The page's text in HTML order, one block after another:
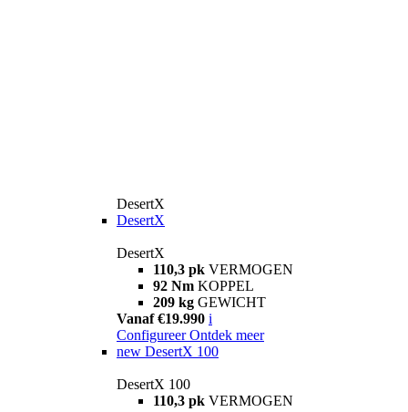
DesertX
DesertX
DesertX
110,3 pk VERMOGEN
92 Nm KOPPEL
209 kg GEWICHT
Vanaf €19.990 i
Configureer Ontdek meer
new DesertX 100
DesertX 100
110,3 pk VERMOGEN